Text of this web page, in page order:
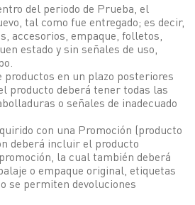
del periodo de Prueba, el
tal como fue entregado; es decir,
accesorios, empaque, folletos,
estado y sin señales de uso,
productos en un plazo posteriores
producto deberá tener todas las
o señales de inadecuado
con una Promoción (producto
deberá incluir el producto
la cual también deberá
o empaque original, etiquetas
se permiten devoluciones